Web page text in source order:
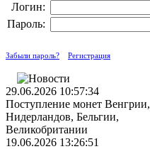
Логин:
Пароль:
Забыли пароль? Регистрация
29.06.2026 10:57:34
Поступление монет Венгрии,
Нидерландов, Бельгии,
Великобритании
19.06.2026 13:26:51